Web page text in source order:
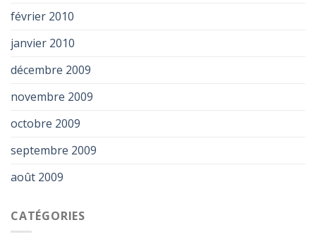
février 2010
janvier 2010
décembre 2009
novembre 2009
octobre 2009
septembre 2009
août 2009
CATÉGORIES